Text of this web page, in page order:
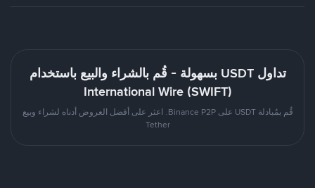
تداول USDT بسهولة - قُم بالشراء والبيع باستخدام
International Wire (SWIFT)
قُم بمُبادلة USDT على Binance P2P. اعثر على أفضل العروض أدناه لشراء وبيع
Tether